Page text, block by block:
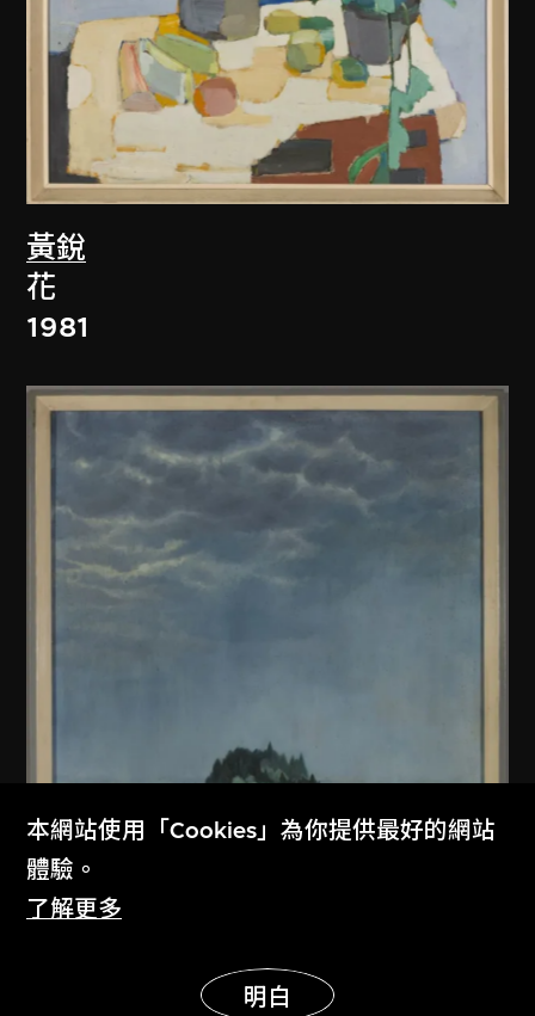
黃銳
花
1981
本網站使用「Cookies」為你提供最好的網站
體驗。
了解更多
明白
展示更多